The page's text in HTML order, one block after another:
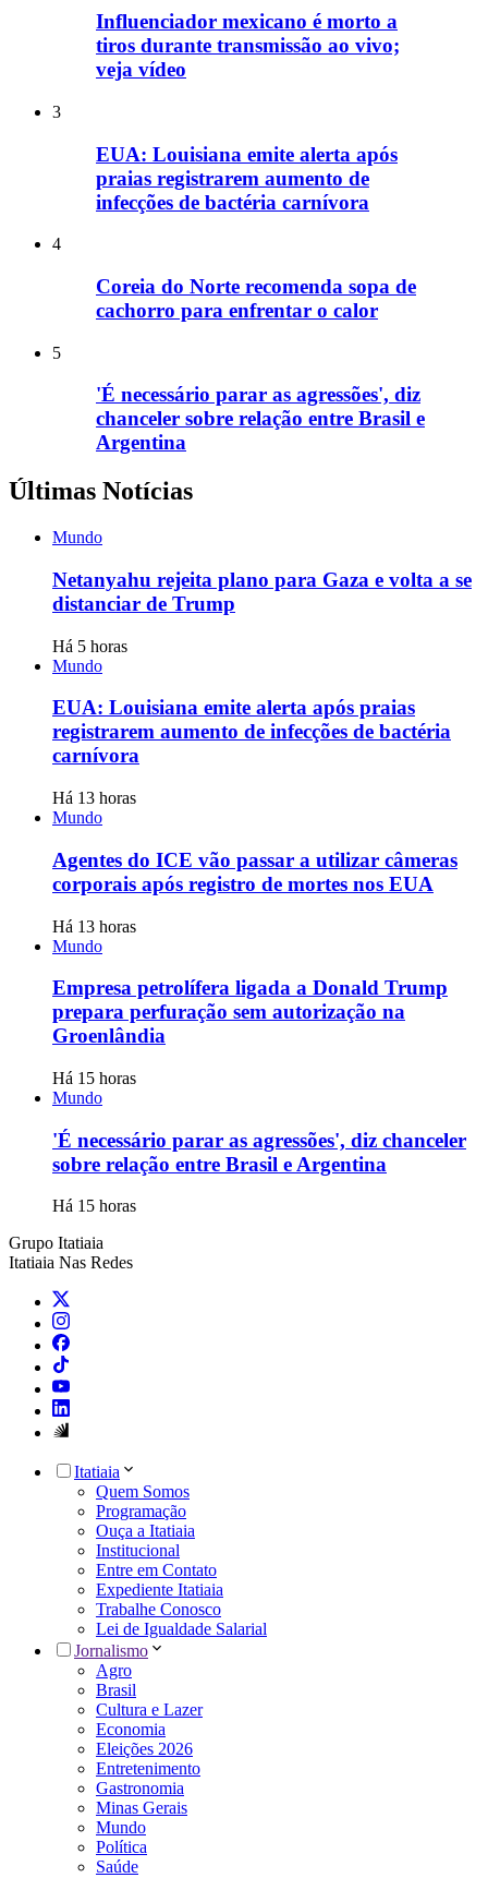
Influenciador mexicano é morto a
tiros durante transmissão ao vivo;
veja vídeo
3
EUA: Louisiana emite alerta após
praias registrarem aumento de
infecções de bactéria carnívora
4
Coreia do Norte recomenda sopa de
cachorro para enfrentar o calor
5
'É necessário parar as agressões', diz
chanceler sobre relação entre Brasil e
Argentina
Últimas Notícias
Mundo
Netanyahu rejeita plano para Gaza e volta a se
distanciar de Trump
Há 5 horas
Mundo
EUA: Louisiana emite alerta após praias
registrarem aumento de infecções de bactéria
carnívora
Há 13 horas
Mundo
Agentes do ICE vão passar a utilizar câmeras
corporais após registro de mortes nos EUA
Há 13 horas
Mundo
Empresa petrolífera ligada a Donald Trump
prepara perfuração sem autorização na
Groenlândia
Há 15 horas
Mundo
'É necessário parar as agressões', diz chanceler
sobre relação entre Brasil e Argentina
Há 15 horas
Grupo Itatiaia
Itatiaia Nas Redes
Itatiaia
Quem Somos
Programação
Ouça a Itatiaia
Institucional
Entre em Contato
Expediente Itatiaia
Trabalhe Conosco
Lei de Igualdade Salarial
Jornalismo
Agro
Brasil
Cultura e Lazer
Economia
Eleições 2026
Entretenimento
Gastronomia
Minas Gerais
Mundo
Política
Saúde